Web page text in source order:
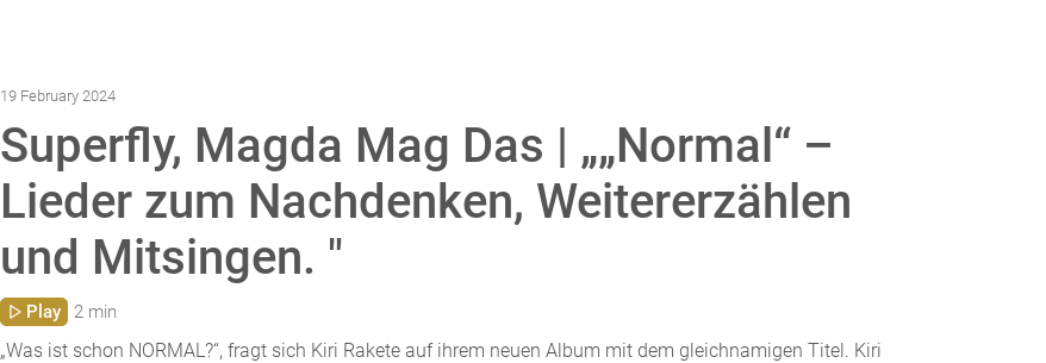
19 February 2024
Superfly, Magda Mag Das | „„Normal“ –
Lieder zum Nachdenken, Weitererzählen
und Mitsingen. "
Play 2 min
„Was ist schon NORMAL?“, fragt sich Kiri Rakete auf ihrem neuen Album mit dem gleichnamigen Titel. Kiri